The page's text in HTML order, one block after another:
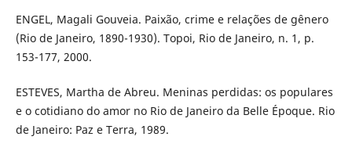
ENGEL, Magali Gouveia. Paixão, crime e relações de gênero
(Rio de Janeiro, 1890-1930). Topoi, Rio de Janeiro, n. 1, p.
153-177, 2000.
ESTEVES, Martha de Abreu. Meninas perdidas: os populares
e o cotidiano do amor no Rio de Janeiro da Belle Époque. Rio
de Janeiro: Paz e Terra, 1989.